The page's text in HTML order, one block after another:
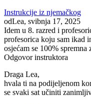
Instrukcije iz njemačkog
odLea, svibnja 17, 2025
Idem u 8. razred i
profesorica koju sam ikad
osjećam se 100% spremna
Odgovor instruktora
Draga Lea,
hvala ti na podijeljenom
se svaki sat učiniti